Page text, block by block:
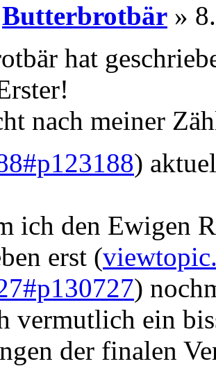
Butterbrotbär »
hat
nach meiner
)
ich den Ewigen
erst (
)
vermutlich ein
der finalen